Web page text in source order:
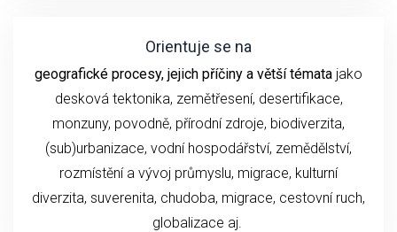
Orientuje se na
geografické procesy, jejich příčiny a větší témata jako
desková tektonika, zemětřesení, desertifikace,
monzuny, povodně, přírodní zdroje, biodiverzita,
(sub)urbanizace, vodní hospodářství, zemědělství,
rozmístění a vývoj průmyslu, migrace, kulturní
diverzita, suverenita, chudoba, migrace, cestovní ruch,
globalizace aj.